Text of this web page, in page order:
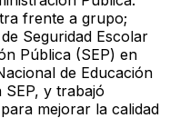
frente a grupo;
Seguridad Escolar
Pública (SEP) en
de Educación
SEP, y trabajó
mejorar la calidad